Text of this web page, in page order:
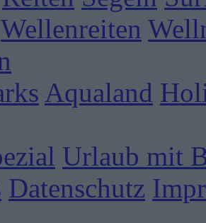
Wellenreiten
Aqualand
Urlaub mit
Datenschutz